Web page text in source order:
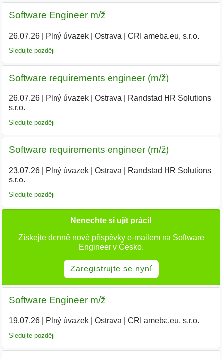
Software Engineer m/ž
26.07.26| Plný úvazek| Ostrava CRI ameba.eu, s.r.o.
Sledujte později
Software requirements engineer (m/ž)
26.07.26| Plný úvazek| Ostrava
Randstad HR Solutions
s.r.o.
Sledujte později
Software requirements engineer (m/ž)
23.07.26| Plný úvazek| Ostrava
Randstad HR Solutions
s.r.o.
Sledujte později
Nenechte si ujít práci!
Získejte denně nové příspěvky e-mailem na Software
Engineer v Česko.
Zaregistrujte se nyní
Software Engineer m/ž
19.07.26| Plný úvazek| Ostrava CRI ameba.eu, s.r.o.
Sledujte později